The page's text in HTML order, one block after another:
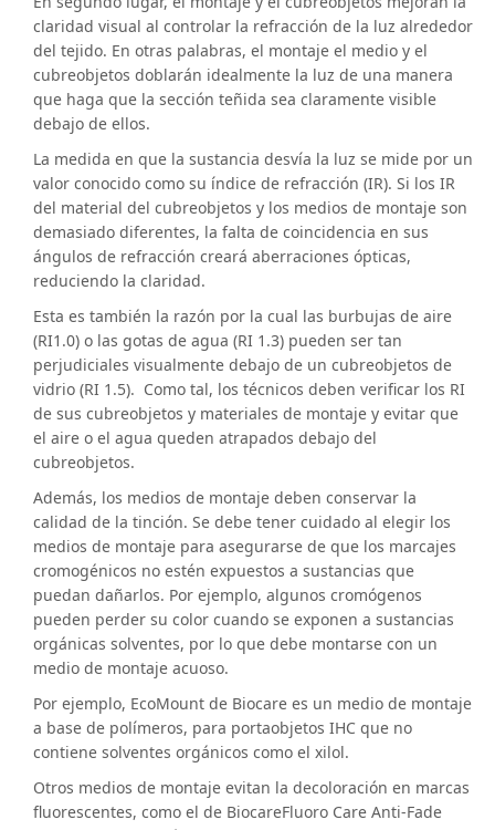
claridad visual al controlar la refracción de la luz alrededor
del tejido. En otras palabras, el montaje el medio y el
cubreobjetos doblarán idealmente la luz de una manera
que haga que la sección teñida sea claramente visible
debajo de ellos.
La medida en que la sustancia desvía la luz se mide por un
valor conocido como su índice de refracción (IR). Si los IR
del material del cubreobjetos y los medios de montaje son
demasiado diferentes, la falta de coincidencia en sus
ángulos de refracción creará aberraciones ópticas,
reduciendo la claridad.
Esta es también la razón por la cual las burbujas de aire
(RI1.0) o las gotas de agua (RI 1.3) pueden ser tan
perjudiciales visualmente debajo de un cubreobjetos de
vidrio (RI 1.5). Como tal, los técnicos deben verificar los RI
de sus cubreobjetos y materiales de montaje y evitar que
el aire o el agua queden atrapados debajo del
cubreobjetos.
Además, los medios de montaje deben conservar la
calidad de la tinción. Se debe tener cuidado al elegir los
medios de montaje para asegurarse de que los marcajes
cromogénicos no estén expuestos a sustancias que
puedan dañarlos. Por ejemplo, algunos cromógenos
pueden perder su color cuando se exponen a sustancias
orgánicas solventes, por lo que debe montarse con un
medio de montaje acuoso.
Por ejemplo, EcoMount de Biocare es un medio de montaje
a base de polímeros, para portaobjetos IHC que no
contiene solventes orgánicos como el xilol.
Otros medios de montaje evitan la decoloración en marcas
fluorescentes, como el de BiocareFluoro Care Anti-Fade